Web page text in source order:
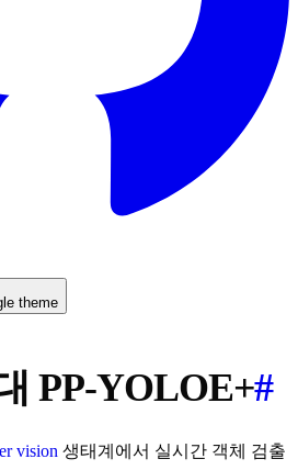
theme
PP-YOLOE+#
vision 생태계에서 실시간 객체 검출